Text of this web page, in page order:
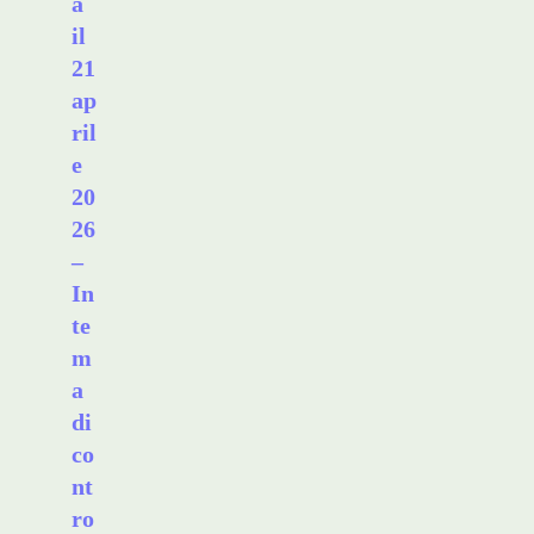
il
21
ap
ril
e
20
26
–
In
te
m
a
di
co
nt
ro